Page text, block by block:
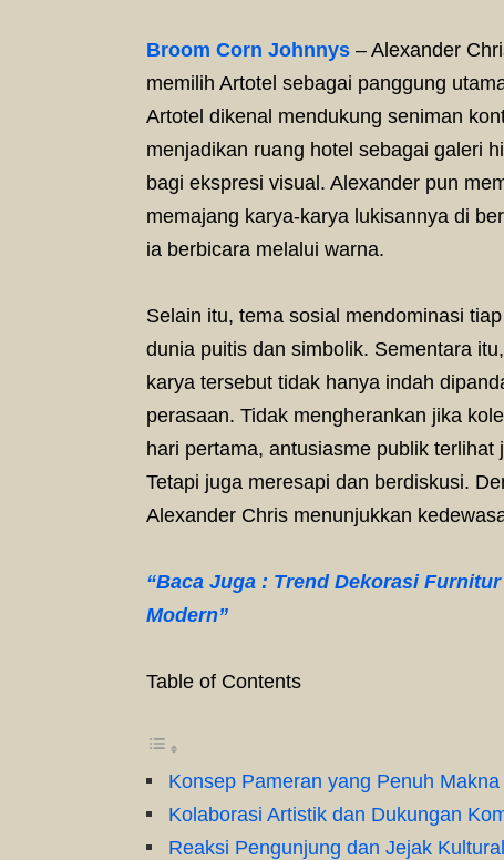
Broom Corn Johnnys – Alexander
memilih Artotel sebagai panggung
Artotel dikenal mendukung seniman
menjadikan ruang hotel sebagai galeri
bagi ekspresi visual. Alexander pun
memajang karya-karya lukisannya di
ia berbicara melalui warna.
Selain itu, tema sosial mendominasi
dunia puitis dan simbolik. Sementara
karya tersebut tidak hanya indah
perasaan. Tidak mengherankan jika
hari pertama, antusiasme publik
Tetapi juga meresapi dan berdiskusi.
Alexander Chris menunjukkan
“Baca Juga : Trend Dekorasi
Modern”
Table of Contents
Konsep Pameran yang Penuh Makna
Kolaborasi Artistik dan Dukungan
Reaksi Pengunjung dan Jejak Kultural